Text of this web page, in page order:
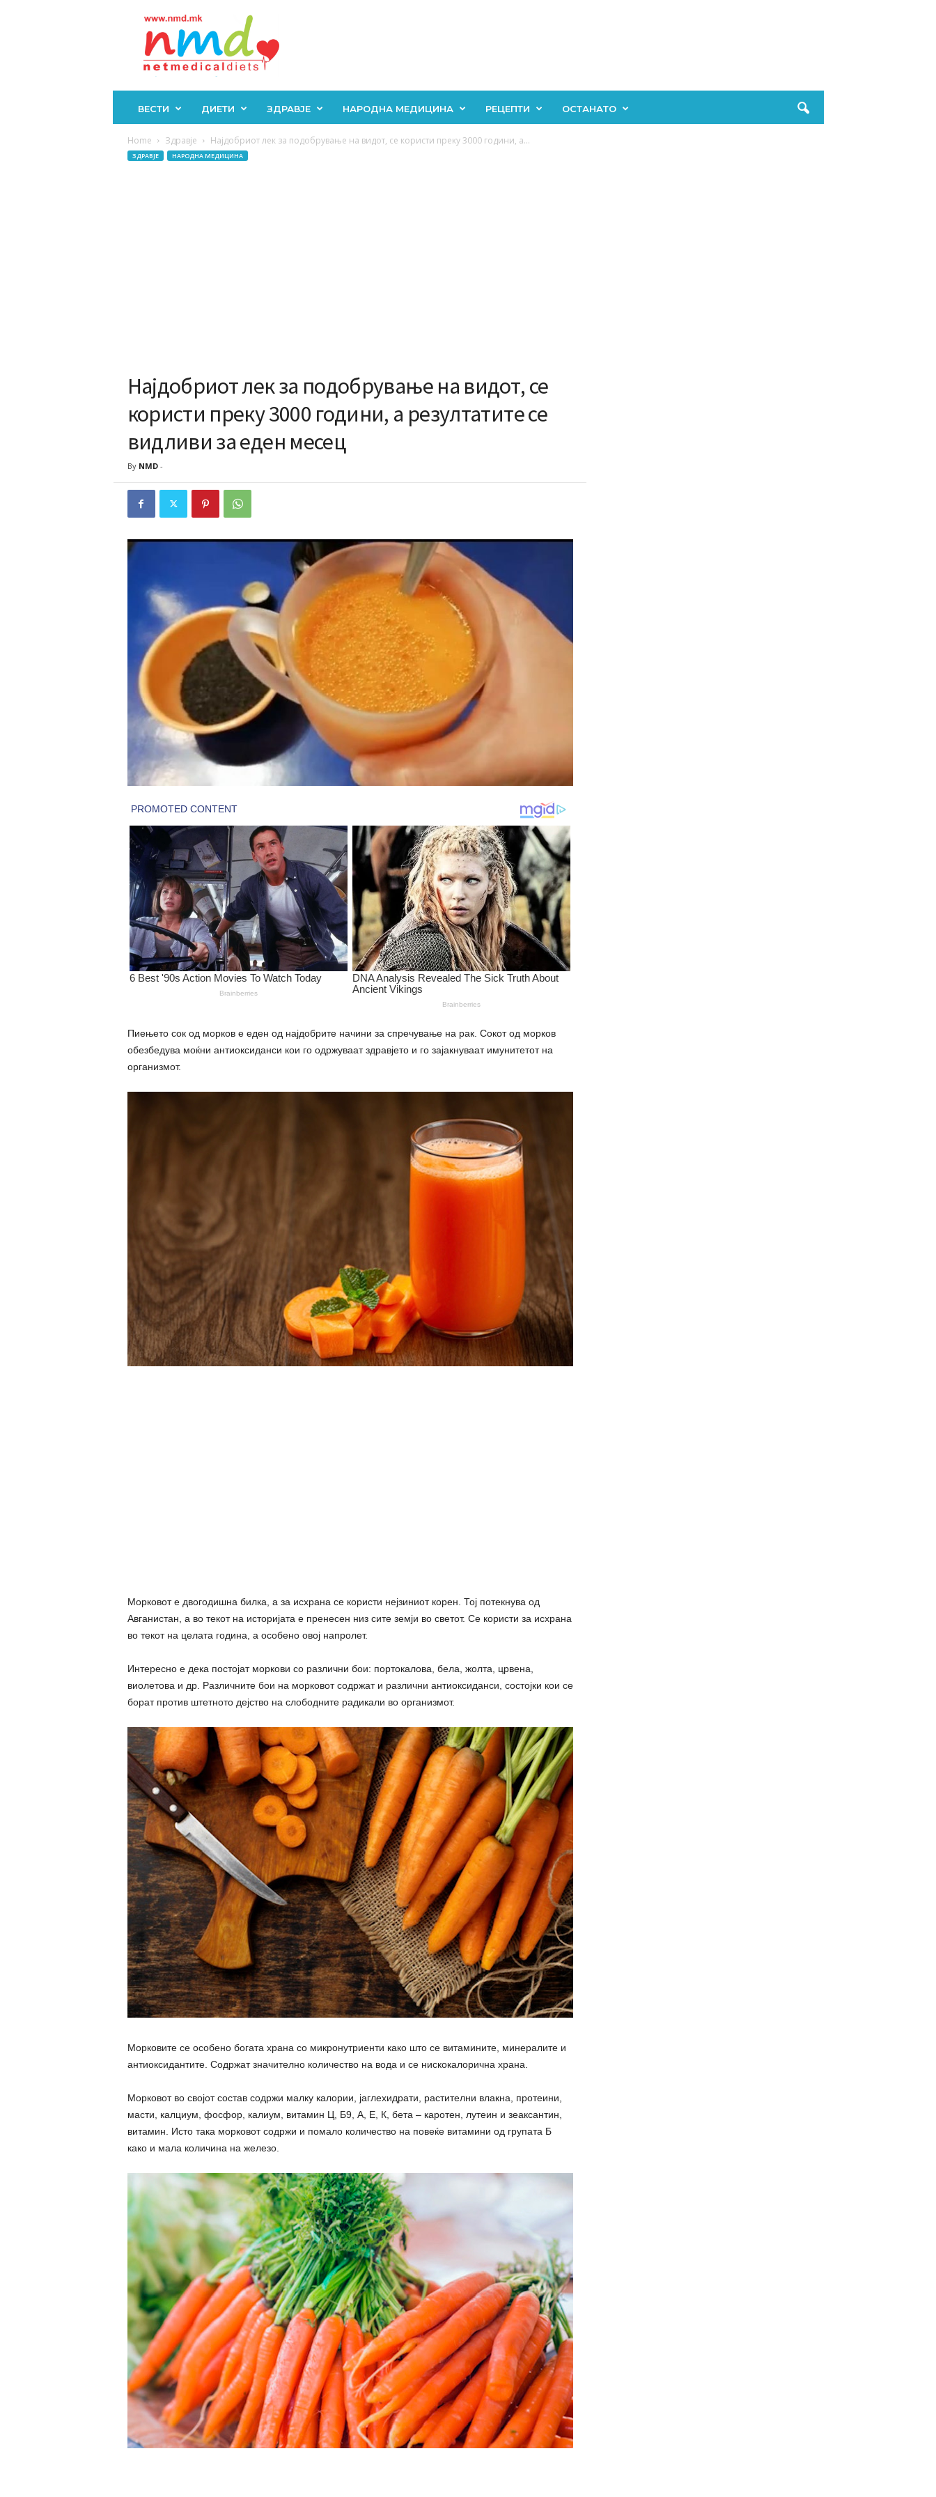
ВЕСТИ ДИЕТИ ЗДРАВЈЕ НАРОДНА МЕДИЦИНА РЕЦЕПТИ ОСТАНАТО
Home Здравје Најдобриот лек за подобрување на видот, се користи преку 3000 години, а...
ЗДРАВЈЕ НАРОДНА МЕДИЦИНА
Најдобриот лек за подобрување на видот, се
користи преку 3000 години, а резултатите се
видливи за еден месец
By NMD-
Пиењето сок од морков е еден од најдобрите начини за спречување на рак. Сокот од морков
обезбедува моќни антиоксиданси кои го одржуваат здравјето и го зајакнуваат имунитетот на
организмот.
Морковот е двогодишна билка, а за исхрана се користи нејзиниот корен. Тој потекнува од
Авганистан, а во текот на историјата е пренесен низ сите земји во светот. Се користи за исхрана
во текот на целата година, а особено овој напролет.
Интересно е дека постојат моркови со различни бои: портокалова, бела, жолта, црвена,
виолетова и др. Различните бои на морковот содржат и различни антиоксиданси, состојки кои се
борат против штетното дејство на слободните радикали во организмот.
Морковите се особено богата храна со микронутриенти како што се витамините, минералите и
антиоксидантите. Содржат значително количество на вода и се нискокалорична храна.
Морковот во својот состав содржи малку калории, јаглехидрати, растителни влакна, протеини,
масти, калциум, фосфор, калиум, витамин Ц, Б9, А, Е, К, бета – каротен, лутеин и зеаксантин,
витамин. Исто така морковот содржи и помало количество на повеќе витамини од групата Б
како и мала количина на железо.